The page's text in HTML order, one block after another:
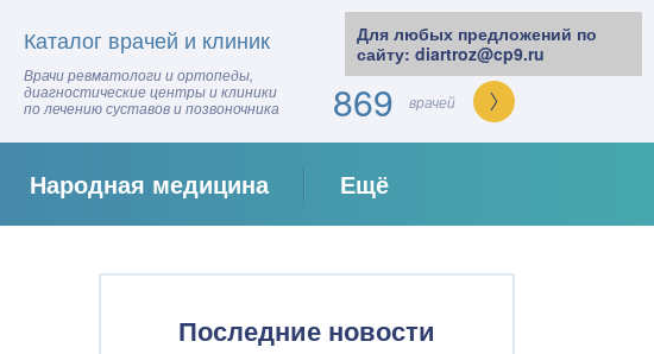
Каталог врачей и клиник
Врачи ревматологи и ортопеды,
диагностические центры и клиники
по лечению суставов и позвоночника
87 клиник
869 врачей
Народная медицина Ещё
Последние новости
Для любых предложений по
сайту: diartroz@cp9.ru